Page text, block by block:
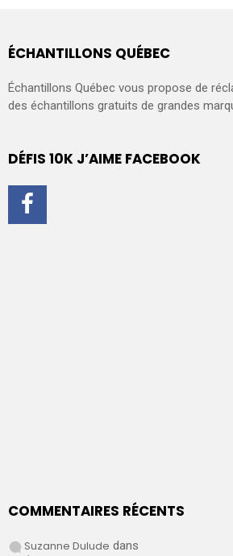
ÉCHANTILLONS QUÉBEC
Échantillons Québec vous propose de
des échantillons gratuits de grandes
DÉFIS 10K J’AIME FACEBOOK
COMMENTAIRES RÉCENTS
Suzanne Dulude dans